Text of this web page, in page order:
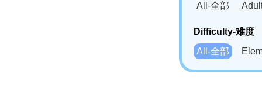
All-全部
Difficulty-难度
All-全部